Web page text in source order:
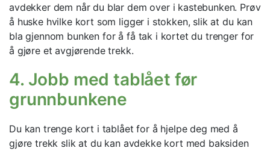
avdekker dem når du blar dem over i kastebunken. Prøv
å huske hvilke kort som ligger i stokken, slik at du kan
bla gjennom bunken for å få tak i kortet du trenger for
å gjøre et avgjørende trekk.
4. Jobb med tablået før
grunnbunkene
Du kan trenge kort i tablået for å hjelpe deg med å
gjøre trekk slik at du kan avdekke kort med baksiden